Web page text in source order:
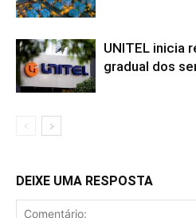
UNITEL inicia
gradual dos
DEIXE UMA RESPOSTA